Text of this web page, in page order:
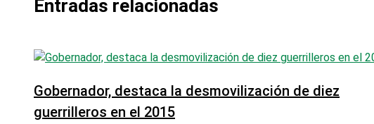
Entradas relacionadas
Gobernador, destaca la desmovilización de diez
guerrilleros en el 2015